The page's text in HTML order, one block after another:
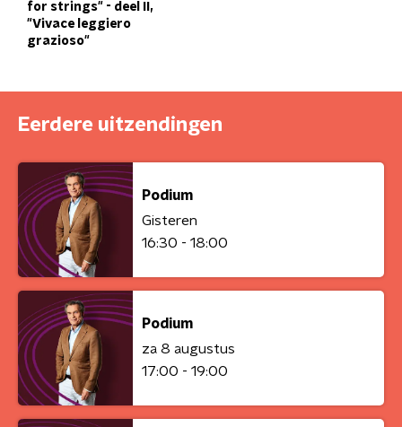
for strings" - deel II,
"Vivace leggiero
grazioso"
Eerdere uitzendingen
Podium
Gisteren
16:30 - 18:00
Podium
za 8 augustus
17:00 - 19:00